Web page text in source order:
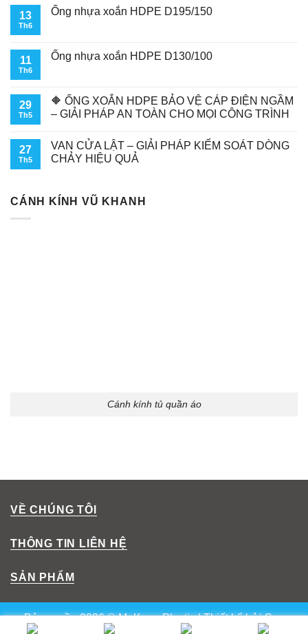
13
Th6
Ống nhựa xoắn HDPE D195/150
11
Th6
Ống nhựa xoắn HDPE D130/100
29
Th5
🔶 ỐNG XOẮN HDPE BẢO VỆ CÁP ĐIỆN NGẦM
– GIẢI PHÁP AN TOÀN CHO MỌI CÔNG TRÌNH
27
Th5
VAN CỬA LẬT – GIẢI PHÁP KIỂM SOÁT DÒNG
CHẢY HIỆU QUẢ
CÁNH KÍNH VŨ KHANH
Cánh kính tủ quần áo
VỀ CHÚNG TÔI
THÔNG TIN LIÊN HỆ
SẢN PHẨM
Bản quyền 2026 © MeKong Plastic | Thiết kế bởiSun